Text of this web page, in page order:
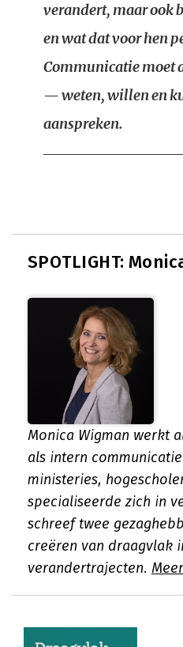
verandert, maar ook
en wat dat voor hen
Communicatie moet
— weten, willen en
aanspreken.
SPOTLIGHT:
Monica Wigman werkt
als intern
ministeries,
specialiseerde zich in
schreef twee
creëren van draagvlak
verandertrajecten.